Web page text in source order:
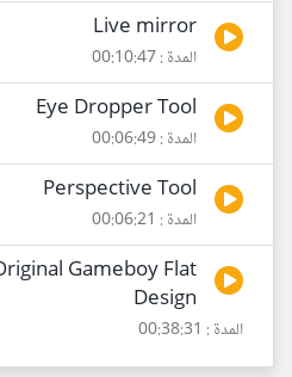
Live mirror
المدة : 00:10:47
Eye Dropper Tool
المدة : 00:06:49
Perspective Tool
المدة : 00:06:21
Gameboy Flat
Design
المدة : 00:38:31